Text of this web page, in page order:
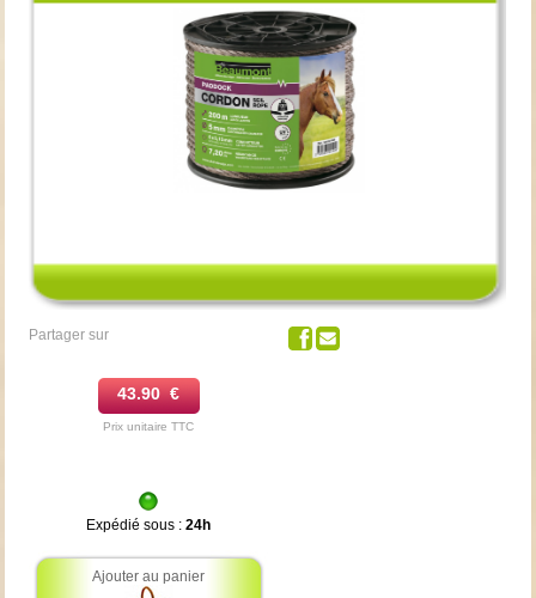
Partager sur
43.90 €
Prix unitaire TTC
Expédié sous :24h
Ajouter au panier